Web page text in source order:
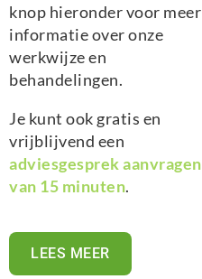
knop hieronder voor meer
informatie over onze
werkwijze en
behandelingen.
Je kunt ook gratis en
vrijblijvend een
adviesgesprek aanvragen
van 15 minuten.
LEES MEER